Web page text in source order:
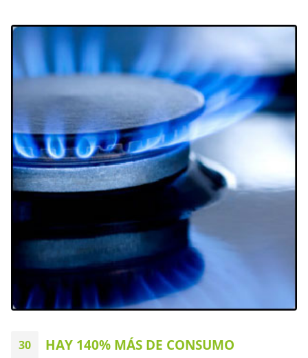
30
HAY 140% MÁS DE CONSUMO